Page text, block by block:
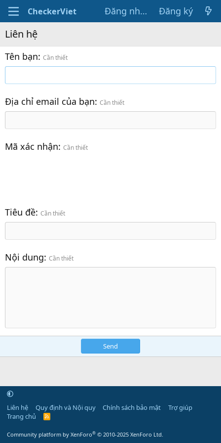
CheckerViet Đăng nhập Đăng ký
Liên hệ
Tên bạn Cần thiết
Địa chỉ email của bạn Cần thiết
Mã xác nhận Cần thiết
Tiêu đề Cần thiết
Nội dung Cần thiết
Send
Liên hệ Quy định và Nội quy Chính sách bảo mật
Trợ giúp
Trang chủ
R
Community platform by XenForo® © 2010-2025 XenForo Ltd.